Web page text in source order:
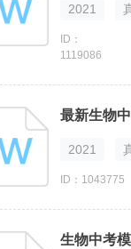
2021
ID：
1119086
最新生物
2021
ID：1043775
生物中考